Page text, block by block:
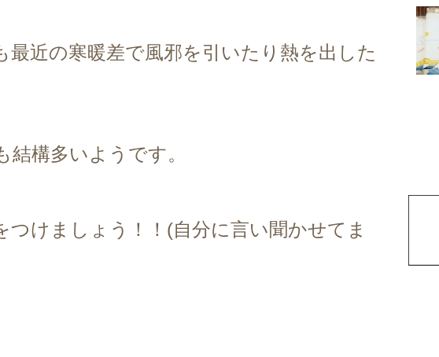
最近の寒暖差で風邪を引いたり熱を出した
結構多いようです。
つけましょう！！(自分に言い聞かせてま